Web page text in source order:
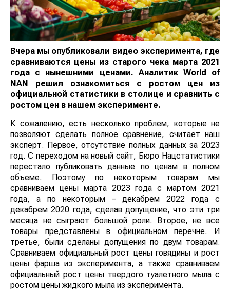
Вчера мы опубликовали видео эксперимента, где
сравниваются цены из старого чека марта 2021
года с нынешними ценами. Аналитик World of
NAN решил ознакомиться с ростом цен из
официальной статистики в столице и сравнить с
ростом цен в нашем эксперименте.
К сожалению, есть несколько проблем, которые не
позволяют сделать полное сравнение, считает наш
эксперт. Первое, отсутствие полных данных за 2023
год. С переходом на новый сайт, Бюро Нацстатистики
перестало публиковать данные по ценам в полном
объеме. Поэтому по некоторым товарам мы
сравниваем цены марта 2023 года с мартом 2021
года, а по некоторым – декабрем 2022 года с
декабрем 2020 года, сделав допущение, что эти три
месяца не сыграют большой роли. Второе, не все
товары представлены в официальном перечне. И
третье, были сделаны допущения по двум товарам.
Сравниваем официальный рост цены говядины и рост
цены фарша из эксперимента, а также сравниваем
официальный рост цены твердого туалетного мыла с
ростом цены жидкого мыла из эксперимента.